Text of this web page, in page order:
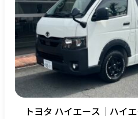
トヨタ ハイエース｜ハイ